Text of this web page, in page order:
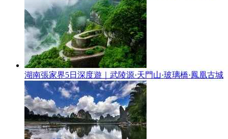
湖南張家界5日深度遊｜武陵源·天門山·玻璃橋·鳳凰古城